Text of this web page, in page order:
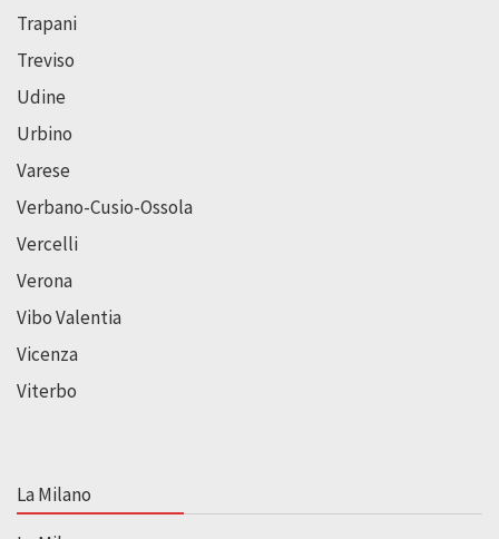
Trapani
Treviso
Udine
Urbino
Varese
Verbano-Cusio-Ossola
Vercelli
Verona
Vibo Valentia
Vicenza
Viterbo
La Milano